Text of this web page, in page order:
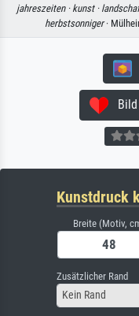
jahreszeiten · kunst ·
herbstsonniger·
Bild
Kunstdruck
Breite (Motiv,
Zusätzlicher Rand
Kein Rand